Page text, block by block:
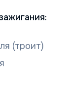
(троит)